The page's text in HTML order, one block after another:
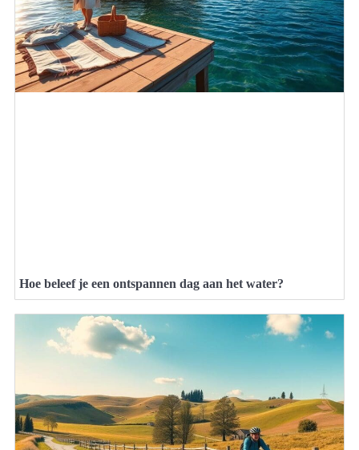
Hoe beleef je een ontspannen dag aan het water?